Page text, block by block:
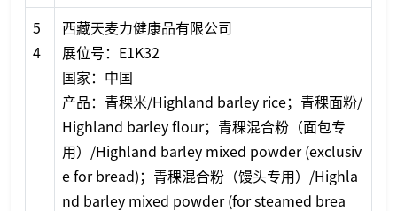
5
4
西藏天麦力健康品有限公司
展位号：E1K32
国家：中国
产品：青稞米/Highland barley rice；青稞面粉/
Highland barley flour；青稞混合粉（面包专
用）/Highland barley mixed powder (exclusiv
e for bread)；青稞混合粉（馒头专用）/Highla
nd barley mixed powder (for steamed brea